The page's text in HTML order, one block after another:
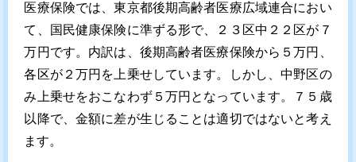
医療保険では、東京都後期高齢者医療広域連合におい
て、国民健康保険に準ずる形で、２３区中２２区が７
万円です。内訳は、後期高齢者医療保険から５万円、
各区が２万円を上乗せしています。しかし、中野区の
み上乗せをおこなわず５万円となっています。７５歳
以降で、金額に差が生じることは適切ではないと考え
ます。